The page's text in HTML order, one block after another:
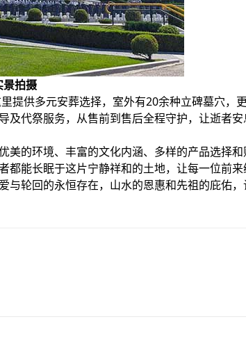
景拍摄
供多元安葬选择，室外有20余种立碑墓穴，更
代祭服务，从售前到售后全程守护，让逝者
美的环境、丰富的文化内涵、多样的产品选择
都能长眠于这片宁静祥和的土地，让每一位前
轮回的永恒存在，山水的恩惠和先祖的庇佑